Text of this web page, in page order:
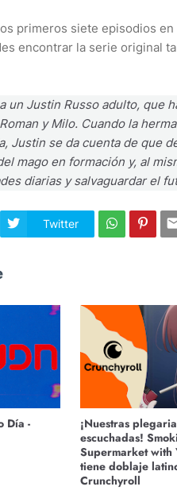
primeros siete episodios
encontrar la serie original
un Justin Russo adulto, que
y Milo. Cuando la
Justin se da cuenta de que
mago en formación y, al
diarias y salvaguardar el
Twitter
Día -
¡Nuestras
escuchadas!
Supermarket with
tiene doblaje
Crunchyroll